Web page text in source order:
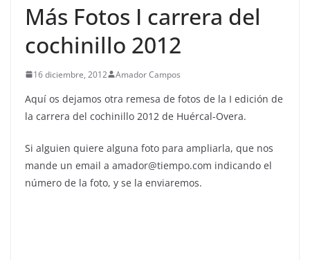
Más Fotos I carrera del
cochinillo 2012
16 diciembre, 2012 Amador Campos
Aquí os dejamos otra remesa de fotos de la I edición de
la carrera del cochinillo 2012 de Huércal-Overa.
Si alguien quiere alguna foto para ampliarla, que nos
mande un email a amador@tiempo.com indicando el
número de la foto, y se la enviaremos.